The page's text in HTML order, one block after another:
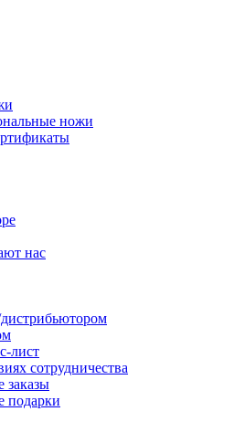
ножи
нас
лист
сотрудничества
заказы
подарки